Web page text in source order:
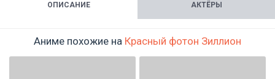
ОПИСАНИЕ АКТЁРЫ
Аниме похожие на Красный фотон Зиллион